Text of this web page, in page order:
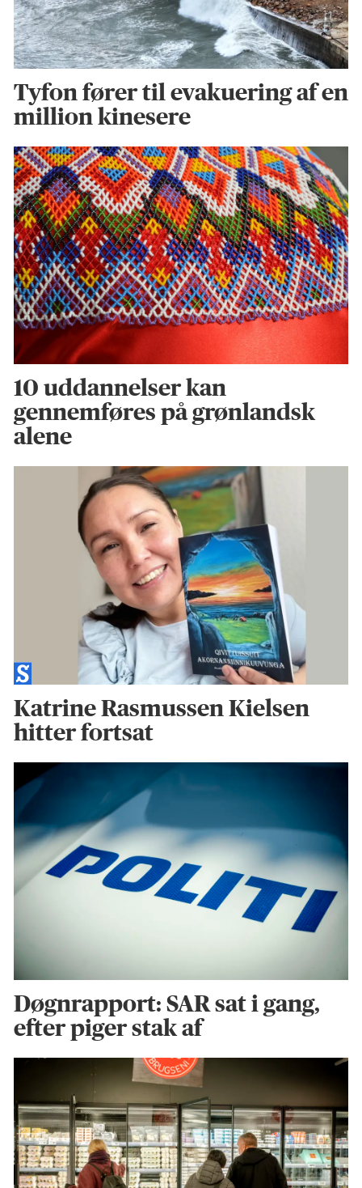
Tyfon fører til evakuering af en
million kinesere
10 uddannelser kan
gennemføres på grønlandsk
alene
Katrine Rasmussen Kielsen
hitter fortsat
Døgnrapport: SAR sat i gang,
efter piger stak af